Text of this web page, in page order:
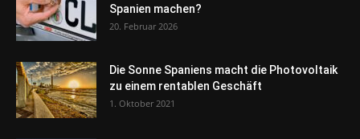
Spanien machen?
20. Februar 2026
Die Sonne Spaniens macht die Photovoltaik
zu einem rentablen Geschäft
1. Oktober 2021